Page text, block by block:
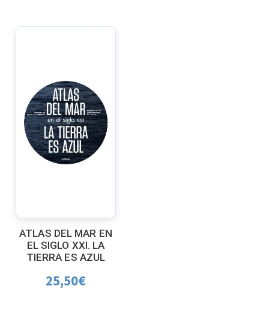
ATLAS DEL MAR EN
EL SIGLO XXI. LA
TIERRA ES AZUL
25,50€